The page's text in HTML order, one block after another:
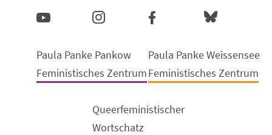
Paula Panke Pankow
Feministisches Zentrum
Paula Panke Weissensee
Feministisches Zentrum
Queerfeministischer
Wortschatz